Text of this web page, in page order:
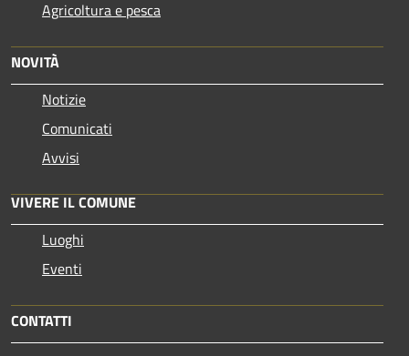
Agricoltura e pesca
NOVITÀ
Notizie
Comunicati
Avvisi
VIVERE IL COMUNE
Luoghi
Eventi
CONTATTI